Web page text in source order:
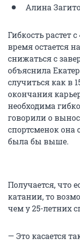
Алина
Гибкость растет
время остается
снижаться с
объяснила
случиться как в
окончания
необходима
говорили о
спортсменок она
была бы выше.
Получается, что
катании, то
чем у 25-летних
— Это касается